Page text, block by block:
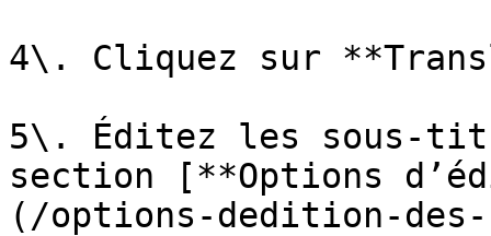
4\. Cliquez sur
5\. Éditez les sous-
section [**Options
(/options-dedition-